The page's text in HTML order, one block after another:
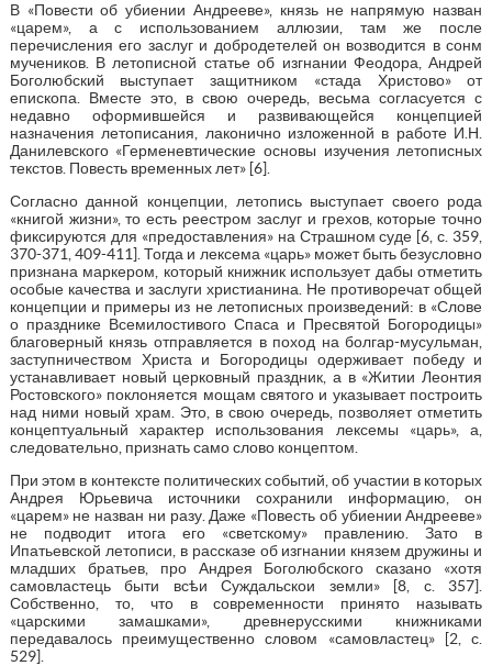
В «Повести об убиении Андрееве», князь не напрямую назван
«царем», а с использованием аллюзии, там же после
перечисления его заслуг и добродетелей он возводится в сонм
мучеников. В летописной статье об изгнании Феодора, Андрей
Боголюбский выступает защитником «стада Христово» от
епископа. Вместе это, в свою очередь, весьма согласуется с
недавно оформившейся и развивающейся концепцией
назначения летописания, лаконично изложенной в работе И.Н.
Данилевского «Герменевтические основы изучения летописных
текстов. Повесть временных лет» [6].
Согласно данной концепции, летопись выступает своего рода
«книгой жизни», то есть реестром заслуг и грехов, которые точно
фиксируются для «предоставления» на Страшном суде [6, с. 359,
370-371, 409-411]. Тогда и лексема «царь» может быть безусловно
признана маркером, который книжник использует дабы отметить
особые качества и заслуги христианина. Не противоречат общей
концепции и примеры из не летописных произведений: в «Слове
о празднике Всемилостивого Спаса и Пресвятой Богородицы»
благоверный князь отправляется в поход на болгар-мусульман,
заступничеством Христа и Богородицы одерживает победу и
устанавливает новый церковный праздник, а в «Житии Леонтия
Ростовского» поклоняется мощам святого и указывает построить
над ними новый храм. Это, в свою очередь, позволяет отметить
концептуальный характер использования лексемы «царь», а,
следовательно, признать само слово концептом.
При этом в контексте политических событий, об участии в которых
Андрея Юрьевича источники сохранили информацию, он
«царем» не назван ни разу. Даже «Повесть об убиении Андрееве»
не подводит итога его «светскому» правлению. Зато в
Ипатьевской летописи, в рассказе об изгнании князем дружины и
младших братьев, про Андрея Боголюбского сказано «хотя
самовластець быти всѣи Суждальскои земли» [8, с. 357].
Собственно, то, что в современности принято называть
«царскими замашками», древнерусскими книжниками
передавалось преимущественно словом «самовластец» [2, с.
529].